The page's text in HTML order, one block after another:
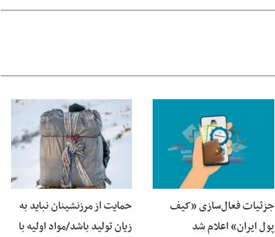
جزئیات فعال‌سازی «کیف
پول ایران» اعلام شد
حمایت از مرزنشینان نباید به
زیان تولید باشد/مواد اولیه با